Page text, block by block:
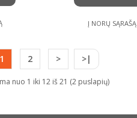
Į NORŲ SĄRAŠĄ
1 2 > >|
nuo 1 iki 12 iš 21 (2 puslapių)